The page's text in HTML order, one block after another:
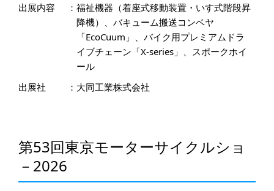
出展内容
： 福祉機器（着座式移動装置・いす式階段昇
降機）、バキューム搬送コンベヤ
「EcoCuum」、バイク用プレミアムドラ
イブチェーン「X-series」、スポークホイ
ール
出展社
： 大同工業株式会社
第53回東京モーターサイクルショ
－2026